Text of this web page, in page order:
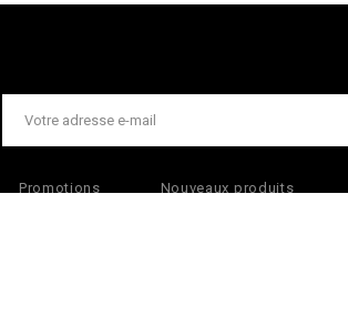
Promotions Nouveaux produits